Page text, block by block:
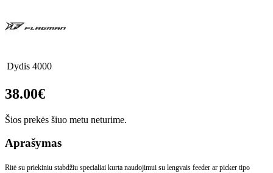
Dydis 4000
38.00€
Šios prekės šiuo metu neturime.
Aprašymas
Ritė su priekiniu stabdžiu specialiai kurta naudojimui su lengvais feeder ar picker tipo